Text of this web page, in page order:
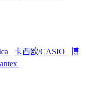
卡西欧/CASIO
博